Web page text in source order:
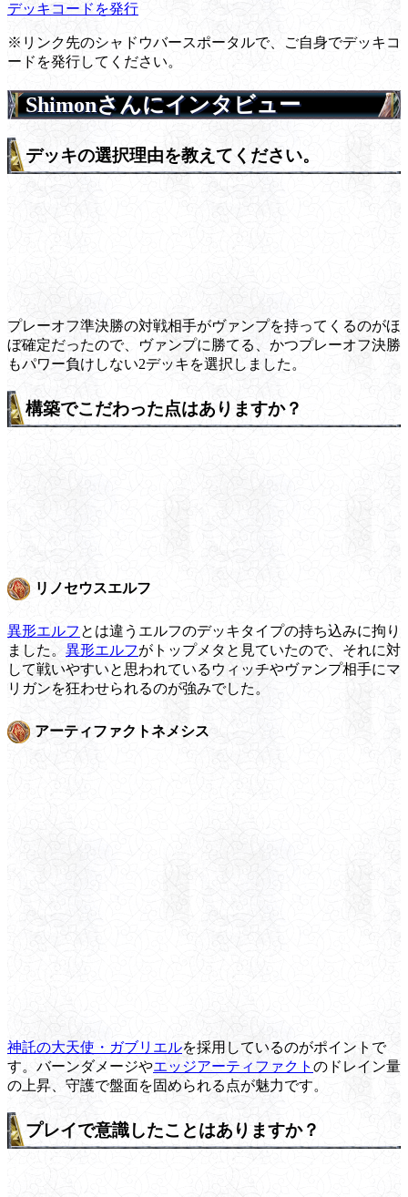
デッキコードを発行
※リンク先のシャドウバースポータルで、ご自身でデッキコ
ードを発行してください。
Shimonさんにインタビュー
デッキの選択理由を教えてください。
プレーオフ準決勝の対戦相手がヴァンプを持ってくるのがほ
ぼ確定だったので、ヴァンプに勝てる、かつプレーオフ決勝
もパワー負けしない2デッキを選択しました。
構築でこだわった点はありますか？
リノセウスエルフ
異形エルフ とは違うエルフのデッキタイプの持ち込みに拘り
ました。 異形エルフがトップメタと見ていたので、それに対
して戦いやすいと思われているウィッチやヴァンプ相手にマ
リガンを狂わせられるのが強みでした。
アーティファクトネメシス
神託の大天使・ガブリエルを採用しているのがポイントで
す。バーンダメージやエッジアーティファクト のドレイン量
の上昇、守護で盤面を固められる点が魅力です。
プレイで意識したことはありますか？